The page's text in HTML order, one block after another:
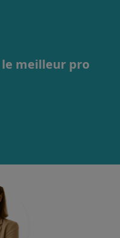
le meilleur pro